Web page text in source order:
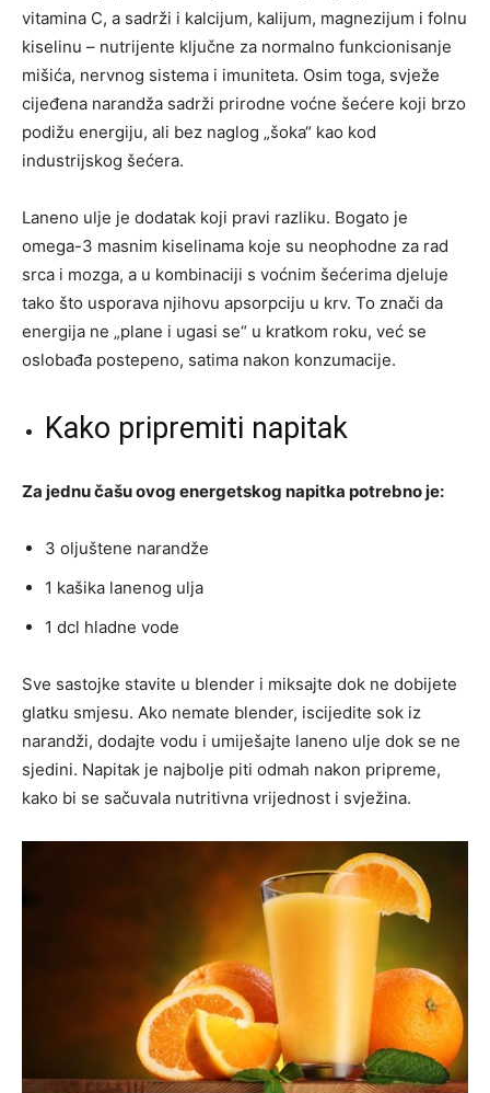
vitamina C, a sadrži i kalcijum, kalijum, magnezijum i folnu
kiselinu – nutrijente ključne za normalno funkcionisanje
mišića, nervnog sistema i imuniteta. Osim toga, svježe
cijeđena narandža sadrži prirodne voćne šećere koji brzo
podižu energiju, ali bez naglog „šoka“ kao kod
industrijskog šećera.
Laneno ulje je dodatak koji pravi razliku. Bogato je
omega-3 masnim kiselinama koje su neophodne za rad
srca i mozga, a u kombinaciji s voćnim šećerima djeluje
tako što usporava njihovu apsorpciju u krv. To znači da
energija ne „plane i ugasi se“ u kratkom roku, već se
oslobađa postepeno, satima nakon konzumacije.
Kako pripremiti napitak
Za jednu čašu ovog energetskog napitka potrebno je:
3 oljuštene narandže
1 kašika lanenog ulja
1 dcl hladne vode
Sve sastojke stavite u blender i miksajte dok ne dobijete
glatku smjesu. Ako nemate blender, iscijedite sok iz
narandži, dodajte vodu i umiješajte laneno ulje dok se ne
sjedini. Napitak je najbolje piti odmah nakon pripreme,
kako bi se sačuvala nutritivna vrijednost i svježina.